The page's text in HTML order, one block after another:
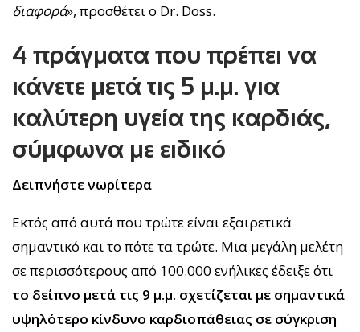
διαφορά», προσθέτει ο Dr. Doss.
4 πράγματα που πρέπει να
κάνετε μετά τις 5 μ.μ. για
καλύτερη υγεία της καρδιάς,
σύμφωνα με ειδικό
Δειπνήστε νωρίτερα
Εκτός από αυτά που τρώτε είναι εξαιρετικά
σημαντικό και το πότε τα τρώτε. Μια μεγάλη μελέτη
σε περισσότερους από 100.000 ενήλικες έδειξε ότι
το δείπνο μετά τις 9 μ.μ. σχετίζεται με σημαντικά
υψηλότερο κίνδυνο καρδιοπάθειας σε σύγκριση